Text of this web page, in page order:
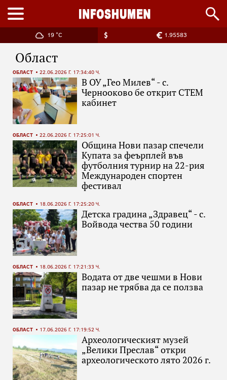
19 °C 1.95583
Област
ОБЛАСТ 22.06.2026 Г. 17:34:40 Ч.
В ОУ „Гео Милев“ - с.
Чернооково бе открит СТЕМ
кабинет
ОБЛАСТ 22.06.2026 Г. 17:25:01 Ч.
Община Нови пазар спечели
Купата за феърплей във
футболния турнир на 22-рия
Международен спортен
фестивал
ОБЛАСТ 18.06.2026 Г. 17:25:20 Ч.
Детска градина „Здравец“ - с.
Войвода чества 50 години
ОБЛАСТ 18.06.2026 Г. 17:21:33 Ч.
Водата от две чешми в Нови
пазар не трябва да се ползва
ОБЛАСТ 17.06.2026 Г. 17:19:52 Ч.
Археологическият музей
„Велики Преслав“ откри
археологическото лято 2026 г.